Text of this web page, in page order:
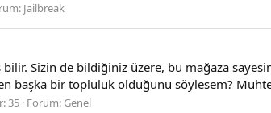
Jailbreak
bilir. Sizin de bildiğiniz üzere, bu mağaza
başka bir topluluk olduğunu söylesem?
35 Forum: Genel